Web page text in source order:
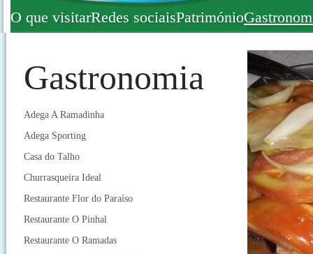
O que visitarRedes sociaisPatrimónio
Gastronomia
Adega A Ramadinha
Adega Sporting
Casa do Talho
Churrasqueira Ideal
Restaurante Flor do Paraíso
Restaurante O Pinhal
Restaurante O Ramadas